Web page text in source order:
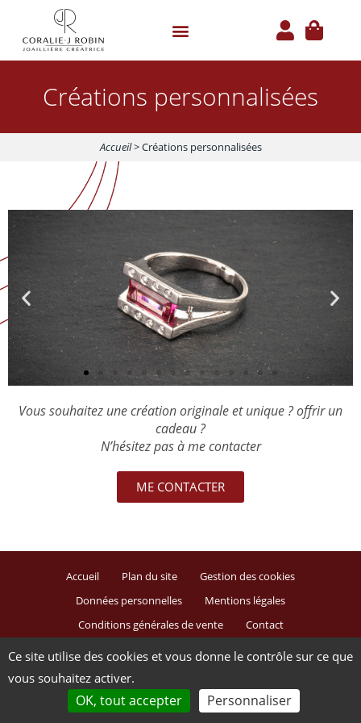
Panneau de gestion des cookies
Ce site utilise des cookies et vous donne le contrôle sur ce que
vous souhaitez activer.
OK, tout accepter Personnaliser
Créations personnalisées
Accueil>Créations personnalisées
Vous souhaitez une création originale et unique ? offrir un
cadeau ?
N’hésitez pas à me contacter
ME CONTACTER
Accueil Plan du site
Gestion des cookies
Données personnelles
Mentions légales
Conditions générales de vente
Contact